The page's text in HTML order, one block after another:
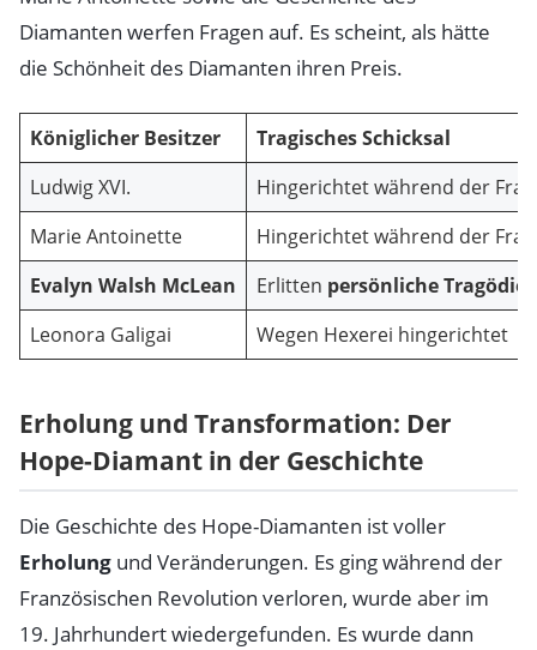
Diamanten werfen Fragen auf. Es scheint, als hätte
die Schönheit des Diamanten ihren Preis.
Königlicher Besitzer
Tragisches Schicksal
Ludwig XVI.
Hingerichtet während der
Marie Antoinette
Hingerichtet während der
Evalyn Walsh McLean
Erlitten persönliche
Leonora Galigai
Wegen Hexerei hingerichtet
Erholung und Transformation: Der
Hope-Diamant in der Geschichte
Die Geschichte des Hope-Diamanten ist voller
Erholung und Veränderungen. Es ging während der
Französischen Revolution verloren, wurde aber im
19. Jahrhundert wiedergefunden. Es wurde dann